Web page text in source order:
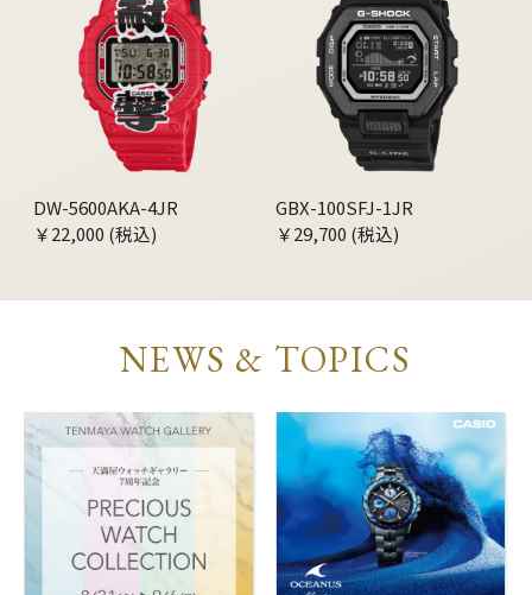
DW-5600AKA-4JR
￥22,000 (税込)
GBX-100SFJ-1JR
￥29,700 (税込)
NEWS & TOPICS